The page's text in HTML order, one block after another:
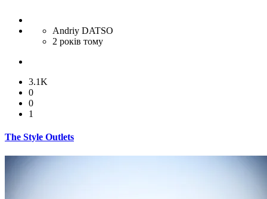
Andriy DATSO
2 років тому
3.1K
0
0
1
The Style Outlets